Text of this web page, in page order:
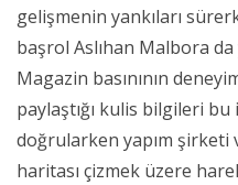
gelişmenin yankıları
başrol Aslıhan Malbora da
Magazin basınının
paylaştığı kulis bilgileri bu
doğrularken yapım şirketi
haritası çizmek üzere